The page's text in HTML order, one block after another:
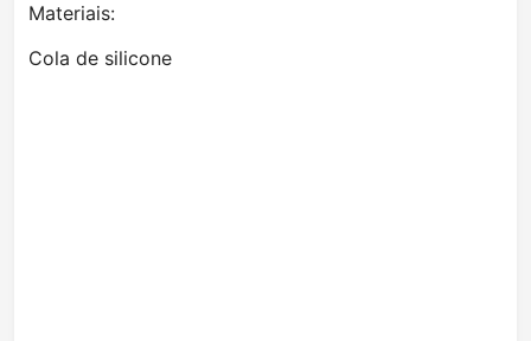
Materiais:
Cola de silicone